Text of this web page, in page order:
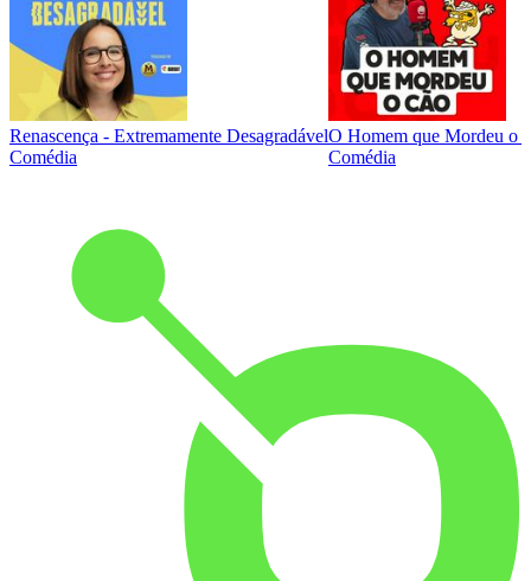
Renascença - Extremamente Desagradável
Comédia
O Homem que Mordeu o
Comédia